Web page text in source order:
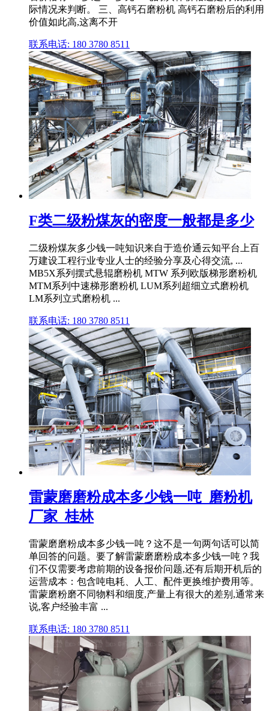
际情况来判断。 三、高钙石磨粉机 高钙石磨粉后的利用
价值如此高,这离不开
联系电话: 180 3780 8511
F类二级粉煤灰的密度一般都是多少
二级粉煤灰多少钱一吨知识来自于造价通云知平台上百
万建设工程行业专业人士的经验分享及心得交流, ...
MB5X系列摆式悬辊磨粉机 MTW 系列欧版梯形磨粉机
MTM系列中速梯形磨粉机 LUM系列超细立式磨粉机
LM系列立式磨粉机 ...
联系电话: 180 3780 8511
雷蒙磨磨粉成本多少钱一吨_磨粉机
厂家_桂林
雷蒙磨磨粉成本多少钱一吨？这不是一句两句话可以简
单回答的问题。要了解雷蒙磨磨粉成本多少钱一吨？我
们不仅需要考虑前期的设备报价问题,还有后期开机后的
运营成本：包含吨电耗、人工、配件更换维护费用等。
雷蒙磨粉磨不同物料和细度,产量上有很大的差别,通常来
说,客户经验丰富 ...
联系电话: 180 3780 8511